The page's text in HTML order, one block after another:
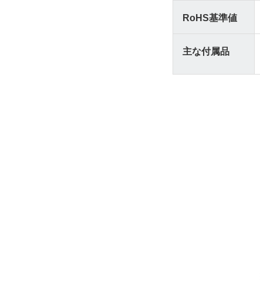
RoHS基準値
主な付属品